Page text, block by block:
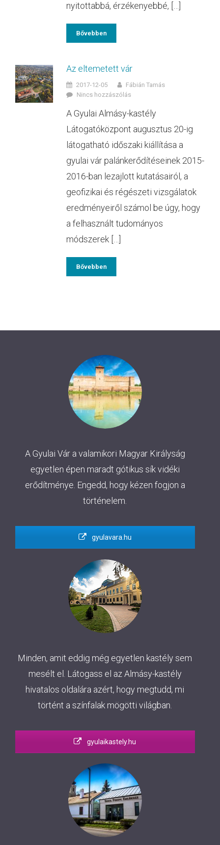
nyitottabbá, érzékenyebbé, […]
Bővebben
Az eltemetett vár
2017-12-05
Fábián Tamás
Nincs hozzászólás
A Gyulai Almásy-kastély
Látogatóközpont augusztus 20-ig
látogatható időszaki kiállítása a
gyulai vár palánkerődítéseinek 2015-
2016-ban lezajlott kutatásairól, a
geofizikai és régészeti vizsgálatok
eredményeiről számol be úgy, hogy
a felhasznált tudományos
módszerek […]
Bővebben
A Gyulai Vár a valamikori Magyar Királyság
egyetlen épen maradt gótikus sík vidéki
erődítménye. Engedd, hogy kézen fogjon a
történelem.
gyulavara.hu
Minden, amit eddig még egyetlen kastély sem
mesélt el. Látogass el az Almásy-kastély
hivatalos oldalára azért, hogy megtudd, mi
történt a színfalak mögötti világban.
gyulaikastely.hu